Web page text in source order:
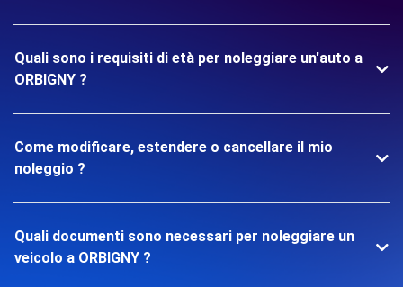
Quali sono i requisiti di età per noleggiare un'auto a
ORBIGNY ?
Come modificare, estendere o cancellare il mio
noleggio ?
Quali documenti sono necessari per noleggiare un
veicolo a ORBIGNY ?